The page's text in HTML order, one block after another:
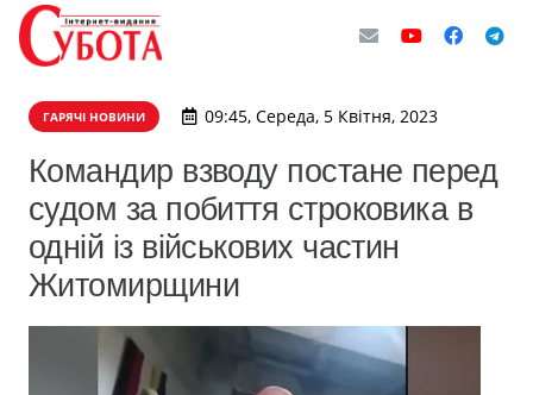
ГАРЯЧІ НОВИНИ 09:45, Середа, 5 Квітня, 2023
Командир взводу постане перед
судом за побиття строковика в
одній із військових частин
Житомирщини